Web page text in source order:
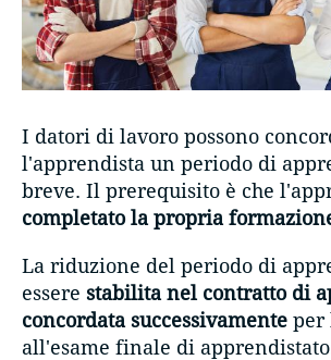
I datori di lavoro possono
l'apprendista un periodo di
breve. Il prerequisito è che
completato la propria
La riduzione del periodo di
essere stabilita nel contratto di
concordata successivamente per
all'esame finale di